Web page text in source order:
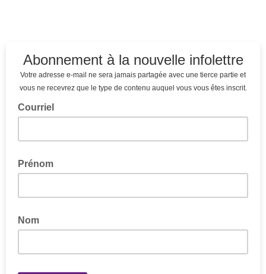
Abonnement à la nouvelle infolettre
Votre adresse e-mail ne sera jamais partagée avec une tierce partie et
vous ne recevrez que le type de contenu auquel vous vous êtes inscrit.
Courriel
Prénom
Nom